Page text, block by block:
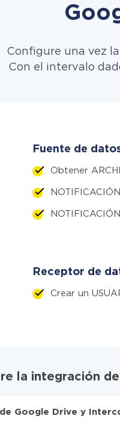
Configure una vez
Con el intervalo
Fuente de
Obtener
Receptor de
Crear un
la integración
Google Drive y